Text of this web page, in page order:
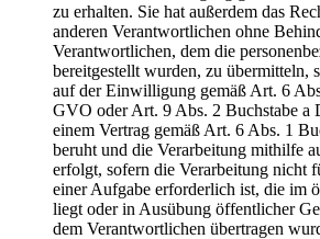
zu erhalten. Sie hat außerdem das
anderen Verantwortlichen ohne
Verantwortlichen, dem die
bereitgestellt wurden, zu übermitteln,
auf der Einwilligung gemäß Art. 6
GVO oder Art. 9 Abs. 2 Buchstabe a
einem Vertrag gemäß Art. 6 Abs. 1
beruht und die Verarbeitung mithilfe
erfolgt, sofern die Verarbeitung nicht
einer Aufgabe erforderlich ist, die im
liegt oder in Ausübung öffentlicher
dem Verantwortlichen übertragen